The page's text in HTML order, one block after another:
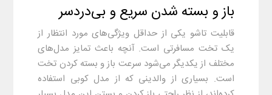
باز و بسته شدن سریع و بی‌دردسر
قابلیت تاشو یکی از حداقل ویژگی‌های مورد انتظار از
یک تخت مسافرتی است. آنچه باعث تمایز مدل‌های
مختلف از یکدیگر می‌شود سرعت باز و بسته کردن تخت
است. بسیاری از والدینی که از مدل کوبی استفاده